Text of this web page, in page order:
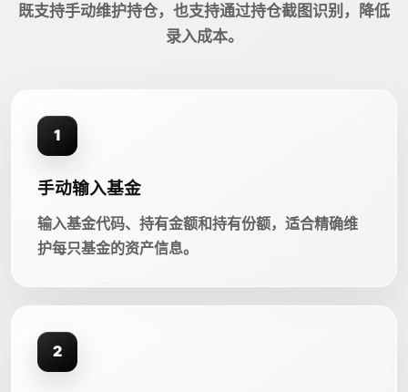
既支持手动维护持仓，也支持通过持仓截图识别，降低
录入成本。
1
手动输入基金
输入基金代码、持有金额和持有份额，适合精确维
护每只基金的资产信息。
2